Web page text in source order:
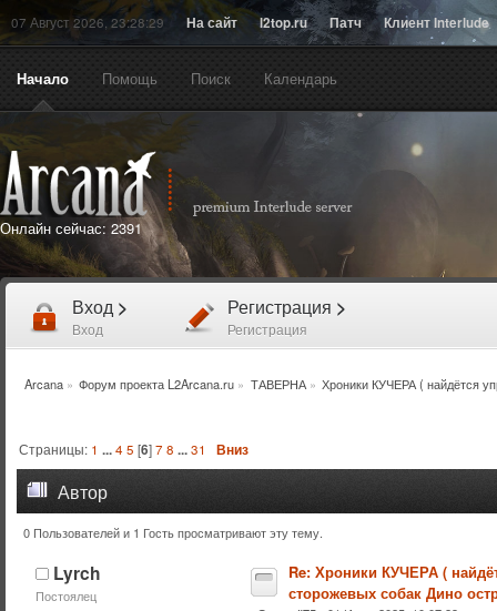
07 Август 2026, 23:28:29 На сайт l2top.ru Патч Клиент Interlude
Начало Помощь Поиск Календарь
Онлайн сейчас: 2391
Вход >
Вход
Регистрация >
Регистрация
Arcana» Форум проекта L2Arcana.ru » ТАВЕРНА» Хроники КУЧЕРА ( найдётся
Страницы: 1 ...4 5 [6]7 8 ...31 Вниз
Автор
Тема: Хроники КУЧЕРА ( найдётся упряжка и для
0 Пользователей и 1 Гость просматривают эту тему.
Lyrch
Постоялец
Re: Хроники КУЧЕРА (
сторожевых собак Дино